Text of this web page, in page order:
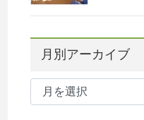
月別アーカイブ
月